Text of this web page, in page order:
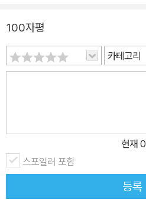
100자평
카테고리
현재 0
스포일러 포함
등록